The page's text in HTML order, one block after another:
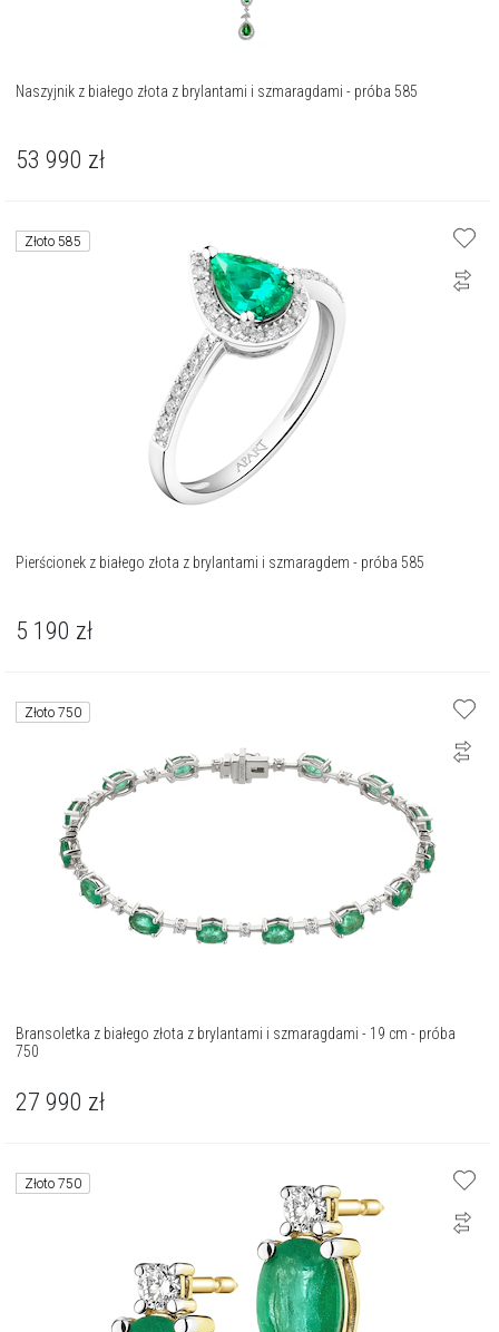
Naszyjnik z białego złota z brylantami i szmaragdami - próba 585
53 990 zł
Złoto 585
Pierścionek z białego złota z brylantami i szmaragdem - próba 585
5 190 zł
Złoto 750
Bransoletka z białego złota z brylantami i szmaragdami - 19 cm - próba
750
27 990 zł
Złoto 750